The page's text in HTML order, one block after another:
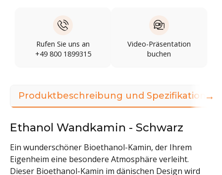
Rufen Sie uns an
+49 800 1899315
Video-Präsentation
buchen
Produktbeschreibung und Spezifikationen
Ethanol Wandkamin - Schwarz
Ein wunderschöner Bioethanol-Kamin, der Ihrem
Eigenheim eine besondere Atmosphäre verleiht.
Dieser Bioethanol-Kamin im dänischen Design wird
→